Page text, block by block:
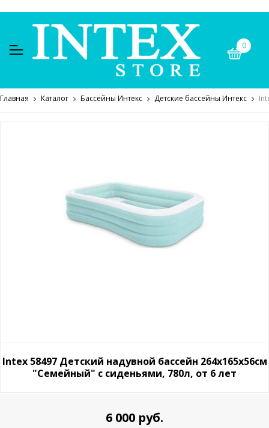
0
Главная Каталог Бассейны Интекс Детские бассейны Интекс
Intex 58497 Детский надувной бассейн 264х165х56см
"Семейный" с сиденьями, 780л, от 6 лет
6 000 руб.